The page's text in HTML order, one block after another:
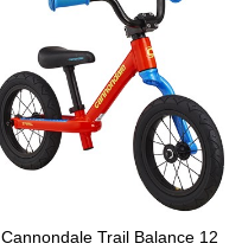
Cannondale Trail Balance 12